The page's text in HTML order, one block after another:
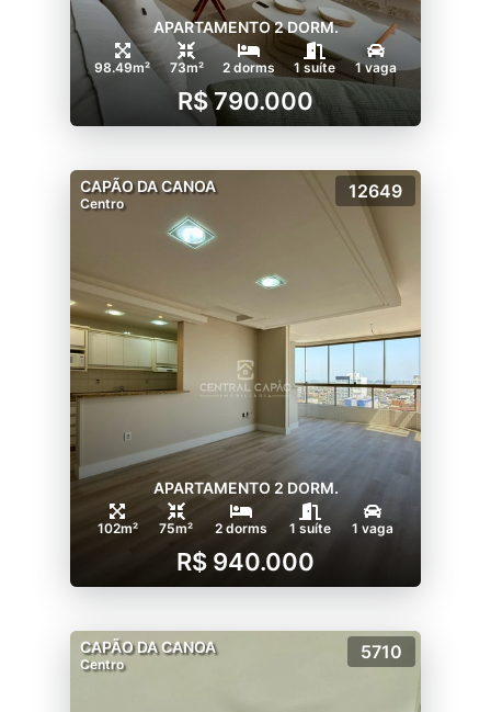
APARTAMENTO 2 DORM.
98.49m² 73m² 2 dorms 1 suíte 1 vaga
R$ 790.000
CAPÃO DA CANOA
Centro
12649
APARTAMENTO 2 DORM.
102m² 75m² 2 dorms 1 suíte 1 vaga
R$ 940.000
CAPÃO DA CANOA
Centro
5710